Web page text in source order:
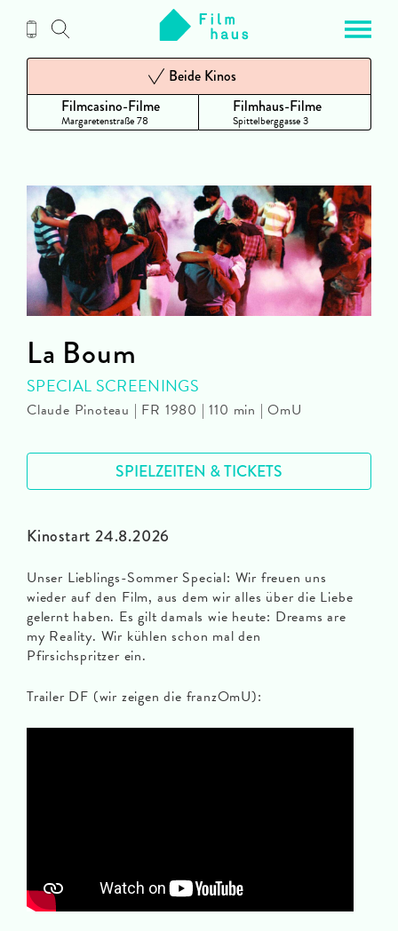
Inhalt
Filmcasino-Filme
Margaretenstraße 78
Beide Kinos
Filmhaus-Filme
Spittelberggasse 3
Kinostart 24.8.2026
Unser Lieblings-Sommer Special: Wir freuen uns
wieder auf den Film, aus dem wir alles über die Liebe
gelernt haben. Es gilt damals wie heute: Dreams are
my Reality. Wir kühlen schon mal den
Pfirsichspritzer ein.
Trailer DF (wir zeigen die franzOmU):
La Boum
SPECIAL SCREENINGS
Claude Pinoteau | FR 1980 | 110 min | OmU
SPIELZEITEN & TICKETS